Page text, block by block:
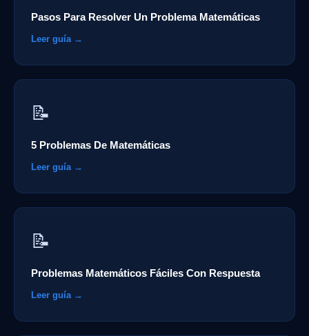
Pasos Para Resolver Un Problema Matemáticas
Leer guía →
📝
5 Problemas De Matemáticas
Leer guía →
📝
Problemas Matemáticos Fáciles Con Respuesta
Leer guía →